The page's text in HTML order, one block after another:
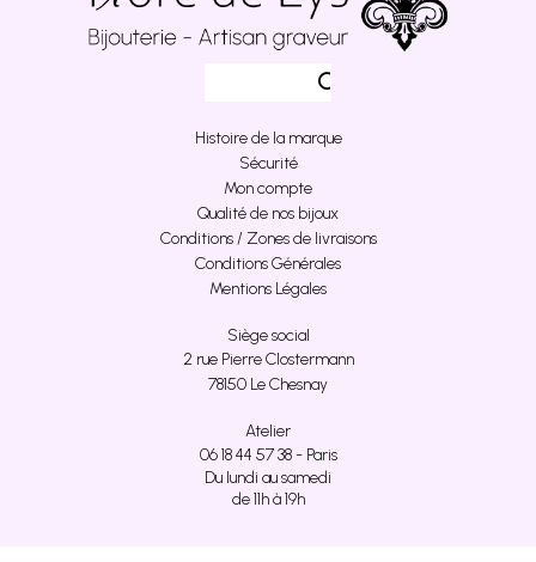
Histoire de la marque
Sécurité
Mon compte
Qualité de nos bijoux
Conditions / Zones de livraisons
Conditions Générales
Mentions Légales
Siège social
2 rue Pierre Clostermann
78150 Le Chesnay
Atelier
06 18 44 57 38 - Paris
Du lundi au samedi
de 11h à 19h